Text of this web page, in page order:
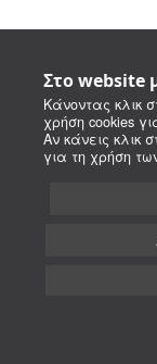
Στο website
Κάνοντας κλικ
χρήση cookies
Αν κάνεις κλικ
για τη χρήση